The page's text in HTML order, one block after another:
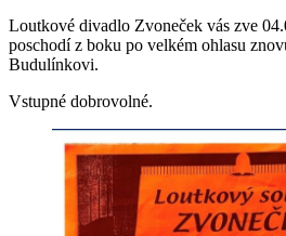
Loutkové divadlo Zvoneček vás zve
poschodí z boku po velkém ohlasu
Budulínkovi.
Vstupné dobrovolné.